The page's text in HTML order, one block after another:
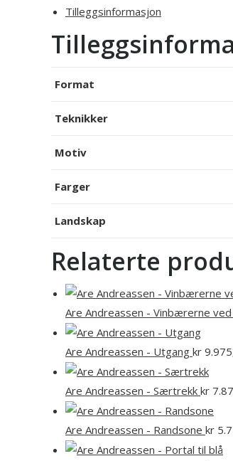
Tilleggsinformasjon
Format
Teknikker
Motiv
Farger
Landskap
Relaterte
Are Andreassen - Vinbærerne
Are Andreassen - Utgang kr
Are Andreassen - Særtrekk kr
Are Andreassen - Randsone kr